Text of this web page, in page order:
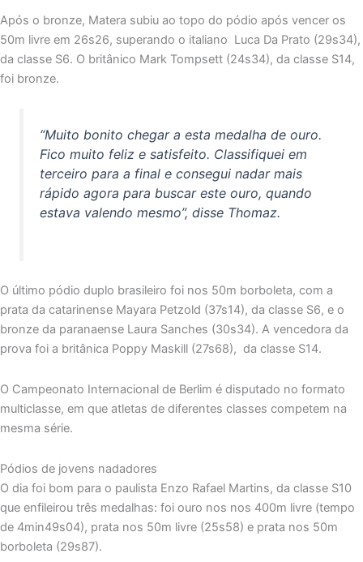
Após o bronze, Matera subiu ao topo do pódio após vencer os
50m livre em 26s26, superando o italiano Luca Da Prato (29s34),
da classe S6. O britânico Mark Tompsett (24s34), da classe S14,
foi bronze.
“Muito bonito chegar a esta medalha de ouro.
Fico muito feliz e satisfeito. Classifiquei em
terceiro para a final e consegui nadar mais
rápido agora para buscar este ouro, quando
estava valendo mesmo”, disse Thomaz.
O último pódio duplo brasileiro foi nos 50m borboleta, com a
prata da catarinense Mayara Petzold (37s14), da classe S6, e o
bronze da paranaense Laura Sanches (30s34). A vencedora da
prova foi a britânica Poppy Maskill (27s68), da classe S14.
O Campeonato Internacional de Berlim é disputado no formato
multiclasse, em que atletas de diferentes classes competem na
mesma série.
Pódios de jovens nadadores
O dia foi bom para o paulista Enzo Rafael Martins, da classe S10
que enfileirou três medalhas: foi ouro nos nos 400m livre (tempo
de 4min49s04), prata nos 50m livre (25s58) e prata nos 50m
borboleta (29s87).